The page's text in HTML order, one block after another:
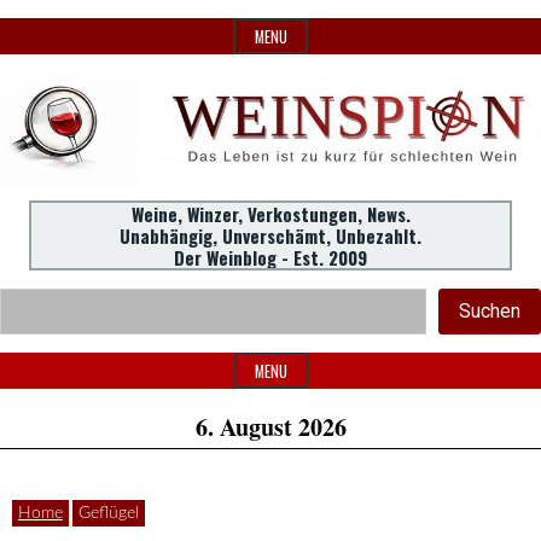
to
MENU
WeinSpion
|
Das
Weine,
Winzer,
Verkostungen.
Header
Widget
Area
Weine, Winzer, Verkostungen, News.
Unabhängig, Unverschämt, Unbezahlt.
Der Weinblog - Est. 2009
Suchen
MENU
6. August 2026
Home Geflügel